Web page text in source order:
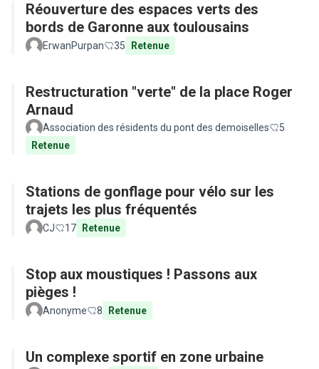
Réouverture des espaces verts des
bords de Garonne aux toulousains
ErwanPurpan 35 Retenue
Restructuration "verte" de la place Roger
Arnaud
Association des résidents du pont des demoiselles
5
Retenue
Stations de gonflage pour vélo sur les
trajets les plus fréquentés
CJ 17 Retenue
Stop aux moustiques ! Passons aux
pièges !
Anonyme 8 Retenue
Un complexe sportif en zone urbaine